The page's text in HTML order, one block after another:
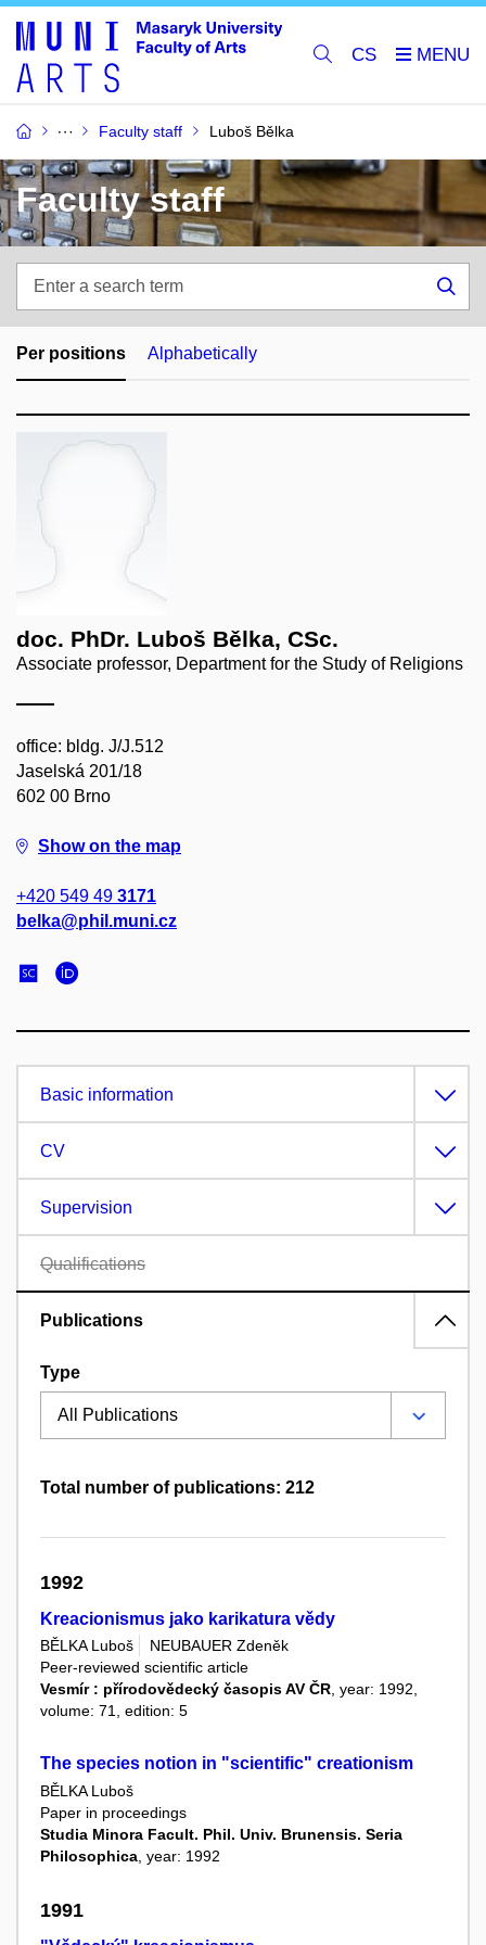
CS
Faculty staff Luboš Bělka
Faculty staff
search
term
Per positions Alphabetically
doc. PhDr. Luboš Bělka, CSc.
Associate professor, Department for the Study of Religions
office: bldg. J/J.512
Jaselská 201/18
602 00 Brno
Show on the map
+420 549 49 3171
belka@phil.muni.cz
Basic information
CV
Supervision
Qualifications
Publications
Type
Total number of publications: 212
1992
Kreacionismus jako karikatura vědy
BĚLKA Luboš
NEUBAUER Zdeněk
Peer-reviewed scientific article
Vesmír : přírodovědecký časopis AV ČR, year: 1992,
volume: 71, edition: 5
The species notion in "scientific" creationism
BĚLKA Luboš
Paper in proceedings
Studia Minora Facult. Phil. Univ. Brunensis. Seria
Philosophica , year: 1992
1991